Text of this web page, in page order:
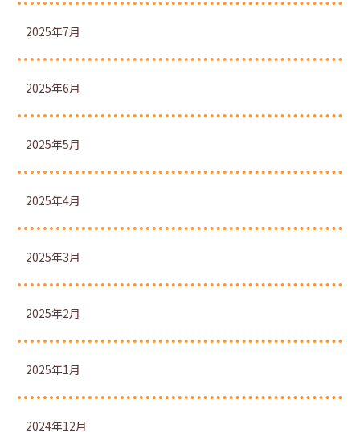
2025年7月
2025年6月
2025年5月
2025年4月
2025年3月
2025年2月
2025年1月
2024年12月